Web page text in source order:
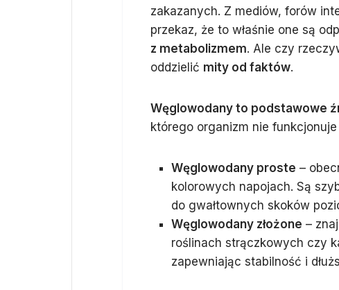
zakazanych. Z mediów, forów
przekaz, że to właśnie one są
z metabolizmem. Ale czy
oddzielić mity od faktów.
Węglowodany to podstawowe
którego organizm nie
Węglowodany proste –
kolorowych napojach. Są
do gwałtownych skoków
Węglowodany złożone –
roślinach strączkowych czy
zapewniając stabilność i